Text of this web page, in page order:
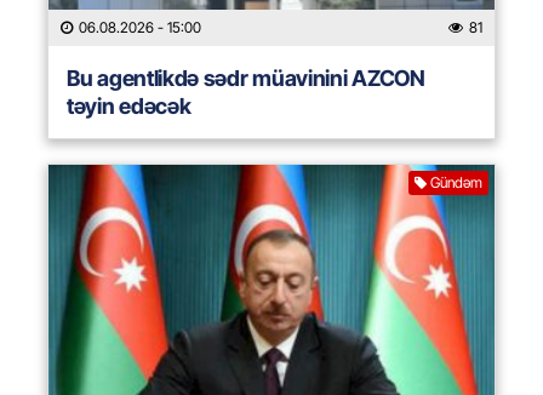
06.08.2026 - 15:00 81
Bu agentlikdə sədr müavinini AZCON
təyin edəcək
Gündəm